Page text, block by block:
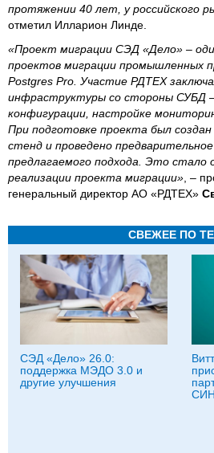
протяжении 40 лет, у российского
отметил Илларион Линде.
«Проект миграции СЭД «Дело» –
проектов миграции промышленных
Postgres Pro. Участие РДТЕХ
инфраструктуры со стороны СУБД
конфигурации, настройке
При подготовке проекта был
стенд и проведено
предлагаемого подхода. Это стало
реализации проекта миграции» , –
генеральный директор АО «РДТЕХ»
СВЕЖЕЕ ПО
СЭД «Дело» 26.0:
поддержка МЭДО 3.0 и
другие улучшения